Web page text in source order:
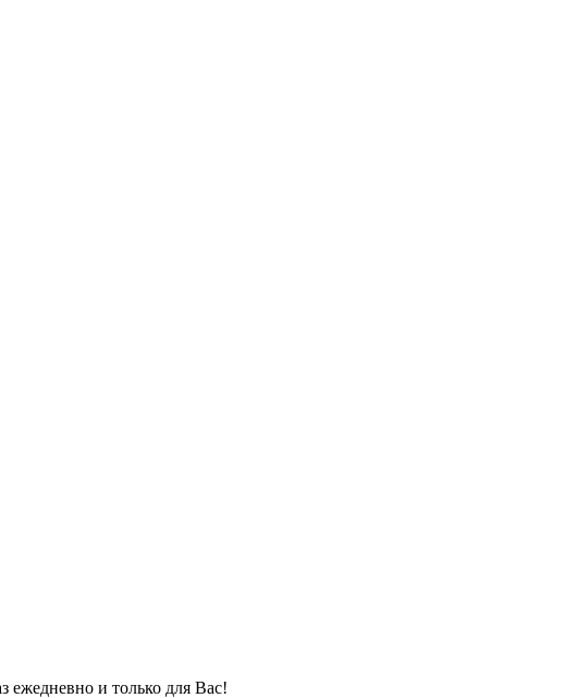
ежедневно и только для Вас!